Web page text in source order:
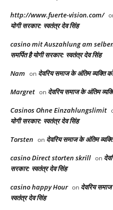
http://www.fuerte-vision.com/
योगी सरकार: स्वतंत्र देव सिंह
casino mit Auszahlung am
समर्पित है योगी सरकार: स्वतंत्र देव सिंह
Nam on देवरिय समाज के अंतिम व्यक्ति
Margret on देवरिय समाज के अंतिम
Casinos Ohne Einzahlungslimit
योगी सरकार: स्वतंत्र देव सिंह
Torsten on देवरिय समाज के अंतिम
casino Direct storten skrill on
सरकार: स्वतंत्र देव सिंह
casino happy Hour on देवरिय समाज
स्वतंत्र देव सिंह